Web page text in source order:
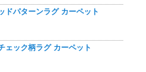
ドパターンラグ カーペット
ェック柄ラグ カーペット